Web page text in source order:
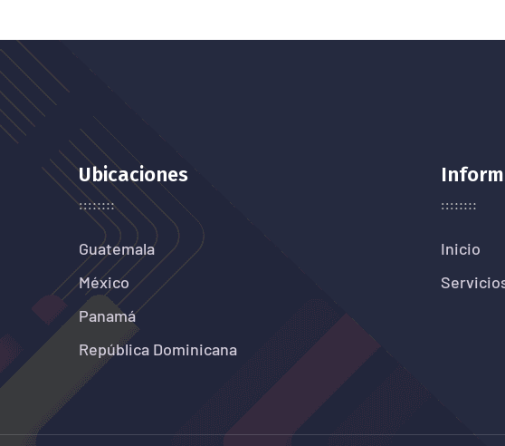
Ubicaciones
Guatemala
México
Panamá
República Dominicana
Inicio